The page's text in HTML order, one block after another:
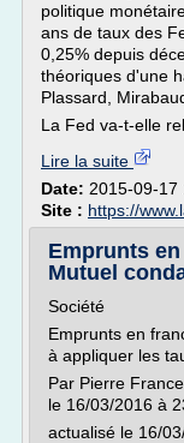
politique
ans de taux des
0,25% depuis
théoriques d'une
Plassard,
La Fed va-t-elle
Lire la suite
Date: 2015-09-17
Site : https://
Emprunts
Mutuel
Société
Emprunts en
à appliquer les
Par Pierre
le 16/03/2016 à
actualisé le 16/